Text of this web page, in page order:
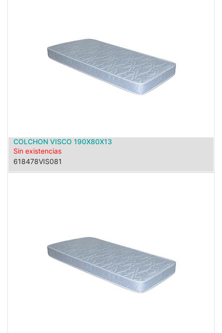
COLCHON VISCO 190X80X13
Sin existencias
618478VIS081